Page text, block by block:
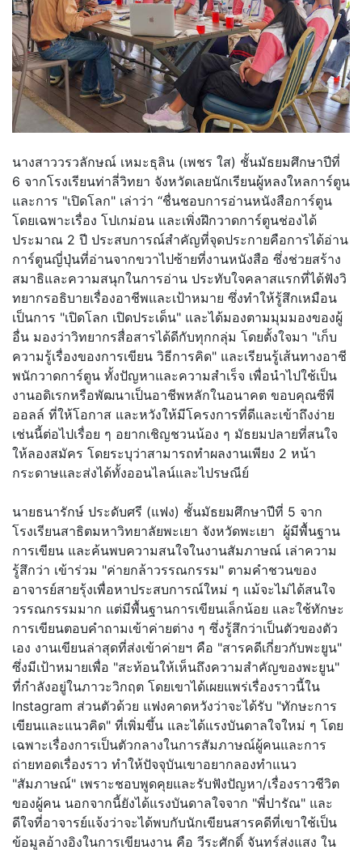
นางสาววรวลักษณ์ เหมะธุลิน (เพชร ใส) ชั้นมัธยมศึกษาปีที่
6 จากโรงเรียนท่าลี่วิทยา จังหวัดเลยนักเรียนผู้หลงใหลการ์ตูน
และการ "เปิดโลก" เล่าว่า “ชื่นชอบการอ่านหนังสือการ์ตูน
โดยเฉพาะเรื่อง โปเกม่อน และเพิ่งฝึกวาดการ์ตูนช่องได้
ประมาณ 2 ปี ประสบการณ์สำคัญที่จุดประกายคือการได้อ่าน
การ์ตูนญี่ปุ่นที่อ่านจากขวาไปซ้ายที่งานหนังสือ ซึ่งช่วยสร้าง
สมาธิและความสนุกในการอ่าน ประทับใจคลาสแรกที่ได้ฟังวิ
ทยากรอธิบายเรื่องอาชีพและเป้าหมาย ซึ่งทำให้รู้สึกเหมือน
เป็นการ "เปิดโลก เปิดประเด็น" และได้มองตามมุมมองของผู้
อื่น มองว่าวิทยากรสื่อสารได้ดีกับทุกกลุ่ม โดยตั้งใจมา "เก็บ
ความรู้เรื่องของการเขียน วิธีการคิด" และเรียนรู้เส้นทางอาชี
พนักวาดการ์ตูน ทั้งปัญหาและความสำเร็จ เพื่อนำไปใช้เป็น
งานอดิเรกหรือพัฒนาเป็นอาชีพหลักในอนาคต ขอบคุณซีพี
ออลล์ ที่ให้โอกาส และหวังให้มีโครงการที่ดีและเข้าถึงง่าย
เช่นนี้ต่อไปเรื่อย ๆ อยากเชิญชวนน้อง ๆ มัธยมปลายที่สนใจ
ให้ลองสมัคร โดยระบุว่าสามารถทำผลงานเพียง 2 หน้า
กระดาษและส่งได้ทั้งออนไลน์และไปรษณีย์
นายธนารักษ์ ประดับศรี (แฟง) ชั้นมัธยมศึกษาปีที่ 5 จาก
โรงเรียนสาธิตมหาวิทยาลัยพะเยา จังหวัดพะเยา ผู้มีพื้นฐาน
การเขียน และค้นพบความสนใจในงานสัมภาษณ์ เล่าความ
รู้สึกว่า เข้าร่วม "ค่ายกล้าวรรณกรรม" ตามคำชวนของ
อาจารย์สายรุ้งเพื่อหาประสบการณ์ใหม่ ๆ แม้จะไม่ได้สนใจ
วรรณกรรมมาก แต่มีพื้นฐานการเขียนเล็กน้อย และใช้ทักษะ
การเขียนตอบคำถามเข้าค่ายต่าง ๆ ซึ่งรู้สึกว่าเป็นตัวของตัว
เอง งานเขียนล่าสุดที่ส่งเข้าค่ายฯ คือ "สารคดีเกี่ยวกับพะยูน"
ซึ่งมีเป้าหมายเพื่อ "สะท้อนให้เห็นถึงความสำคัญของพะยูน"
ที่กำลังอยู่ในภาวะวิกฤต โดยเขาได้เผยแพร่เรื่องราวนี้ใน
Instagram ส่วนตัวด้วย แฟงคาดหวังว่าจะได้รับ "ทักษะการ
เขียนและแนวคิด" ที่เพิ่มขึ้น และได้แรงบันดาลใจใหม่ ๆ โดย
เฉพาะเรื่องการเป็นตัวกลางในการสัมภาษณ์ผู้คนและการ
ถ่ายทอดเรื่องราว ทำให้ปัจจุบันเขาอยากลองทำแนว
"สัมภาษณ์" เพราะชอบพูดคุยและรับฟังปัญหา/เรื่องราวชีวิต
ของผู้คน นอกจากนี้ยังได้แรงบันดาลใจจาก "พี่ปารัณ" และ
ดีใจที่อาจารย์แจ้งว่าจะได้พบกับนักเขียนสารคดีที่เขาใช้เป็น
ข้อมูลอ้างอิงในการเขียนงาน คือ วีระศักดิ์ จันทร์ส่งแสง ใน